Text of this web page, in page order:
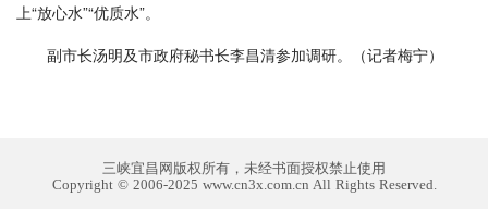
上“放心水”“优质水”。
副市长汤明及市政府秘书长李昌清参加调研。（记者梅宁）
三峡宜昌网版权所有，未经书面授权禁止使用
Copyright © 2006-2025 www.cn3x.com.cn All Rights Reserved.